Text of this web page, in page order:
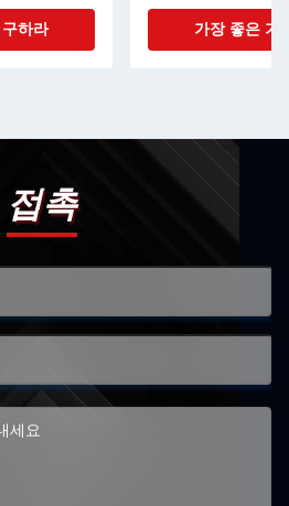
하라 가장 좋은 가
접촉